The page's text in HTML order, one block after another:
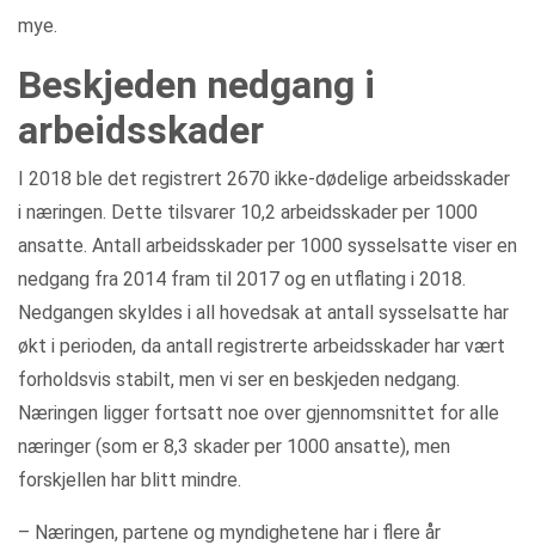
mye.
Beskjeden nedgang i
arbeidsskader
I 2018 ble det registrert 2670 ikke-dødelige arbeidsskader
i næringen. Dette tilsvarer 10,2 arbeidsskader per 1000
ansatte. Antall arbeidsskader per 1000 sysselsatte viser en
nedgang fra 2014 fram til 2017 og en utflating i 2018.
Nedgangen skyldes i all hovedsak at antall sysselsatte har
økt i perioden, da antall registrerte arbeidsskader har vært
forholdsvis stabilt, men vi ser en beskjeden nedgang.
Næringen ligger fortsatt noe over gjennomsnittet for alle
næringer (som er 8,3 skader per 1000 ansatte), men
forskjellen har blitt mindre.
– Næringen, partene og myndighetene har i flere år